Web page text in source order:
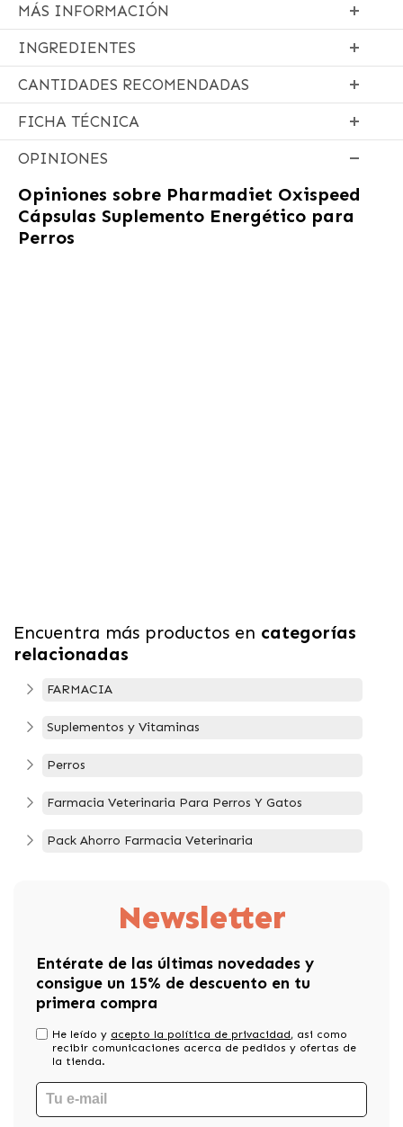
MÁS INFORMACIÓN
INGREDIENTES
CANTIDADES RECOMENDADAS
FICHA TÉCNICA
OPINIONES
Opiniones sobre Pharmadiet Oxispeed
Cápsulas Suplemento Energético para
Perros
Encuentra más productos en categorías
relacionadas
FARMACIA
Suplementos y Vitaminas
Perros
Farmacia Veterinaria Para Perros Y Gatos
Pack Ahorro Farmacia Veterinaria
Newsletter
Entérate de las últimas novedades y
consigue un 15% de descuento en tu
primera compra
He leído y acepto la política de privacidad, asi como
recibir comunicaciones acerca de pedidos y ofertas de
la tienda.